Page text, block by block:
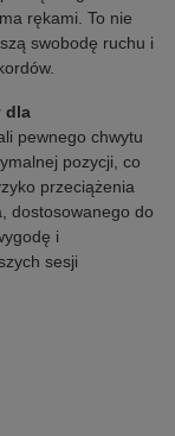
rękami. To nie
swobodę ruchu i
dla
pewnego chwytu
pozycji, co
przeciążenia
dostosowanego do
i
sesji